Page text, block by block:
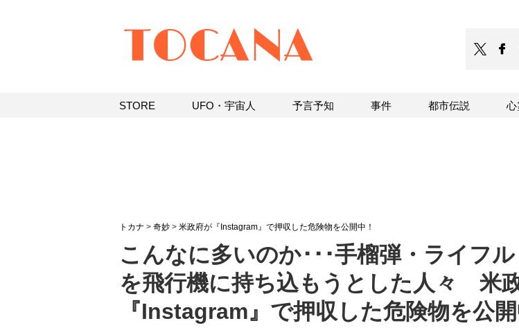
トカナ > 奇妙 > 米政府が『Instagram』で押収した危険物を公開中！
こんなに多いのか･･･手榴弾・ライフ
を飛行機に持ち込もうとした人々 米
『Instagram』で押収した危険物を公開
STORE UFO・宇宙人 予言予知 事件 都市伝説 心